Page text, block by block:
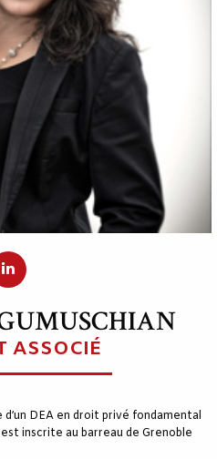
ASSOCIÉ
DEA en droit privé fondamental
inscrite au barreau de Grenoble